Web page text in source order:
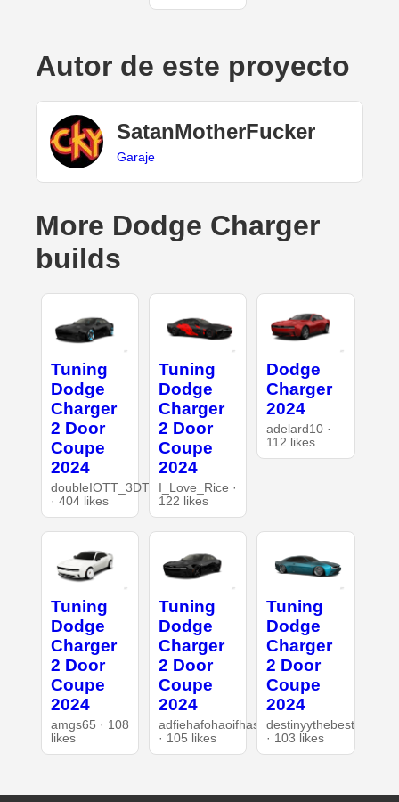
Autor de este proyecto
SatanMotherFucker
Garaje
More Dodge Charger
builds
Tuning
Dodge
Charger
2 Door
Coupe
2024
doubleIOTT_3DT
· 404 likes
Tuning
Dodge
Charger
2 Door
Coupe
2024
I_Love_Rice ·
122 likes
Dodge
Charger
2024
adelard10 ·
112 likes
Tuning
Dodge
Charger
2 Door
Coupe
2024
amgs65 · 108
likes
Tuning
Dodge
Charger
2 Door
Coupe
2024
adfiehafohaoifhasd
· 105 likes
Tuning
Dodge
Charger
2 Door
Coupe
2024
destinyythebest
· 103 likes